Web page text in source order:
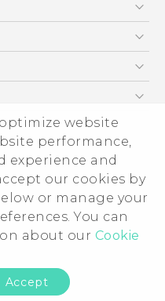
website
performance,
experience and
our cookies by
or manage your
You can
about our Cookie
Accept
нұсқаулығы